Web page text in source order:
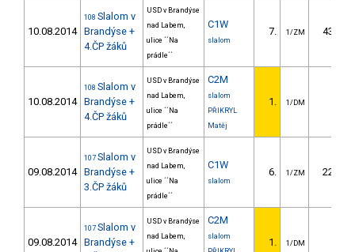
10.08.2014
108 Slalom v
Brandýse +
4.ČP žáků
USD v Brandýse
nad Labem,
ulice ´´Na
prádle´´
C1W
slalom
7. 1/ZM 43.85
10.08.2014
108 Slalom v
Brandýse +
4.ČP žáků
USD v Brandýse
nad Labem,
ulice ´´Na
prádle´´
C2M
slalom
PŘIKRYL
Matěj
1. 1/DM
09.08.2014
107 Slalom v
Brandýse +
3.ČP žáků
USD v Brandýse
nad Labem,
ulice ´´Na
prádle´´
C1W
slalom
6. 1/ZM 22.53
09.08.2014
107 Slalom v
Brandýse +
USD v Brandýse
nad Labem,
C2M
slalom
1. 1/DM